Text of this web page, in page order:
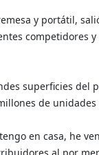
y portátil,
competidores
superficies
de
en casa, he
al por